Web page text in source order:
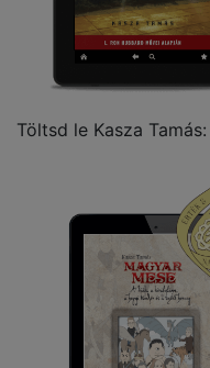
Töltsd le Kasza